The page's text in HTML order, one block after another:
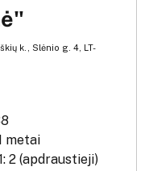
k., Slėnio g. 4, LT-
metai
2 (apdraustieji)